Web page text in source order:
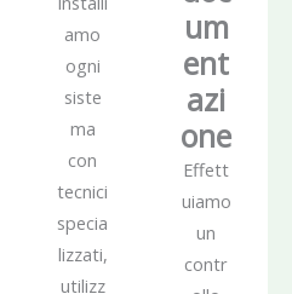
amo
ogni
siste
ma
con
tecnici
specia
lizzati,
utilizz
um
ent
azi
one
Effett
uiamo
un
contr